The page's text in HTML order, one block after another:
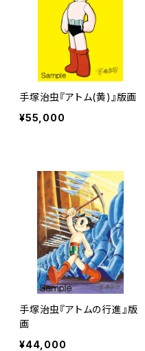
手塚治虫『アトム(黄)』版画
¥55,000
手塚治虫『アトムの行進』版
画
¥44,000